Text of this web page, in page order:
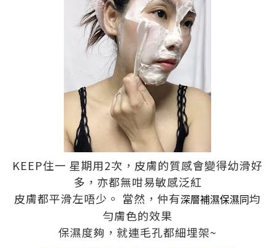
KEEP住一 星期用2次，皮膚的質感會變得幼滑好
多，亦都無咁易敏感泛紅
皮膚都平滑左唔少。 當然，仲有深層補濕保濕同 均
勻膚色的效果
保濕度夠，就連毛孔都細埋架~